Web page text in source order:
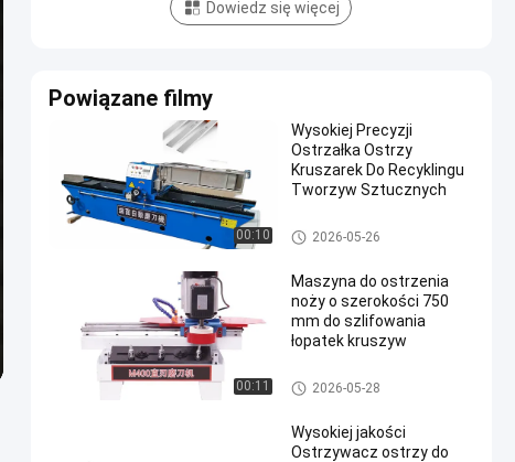
Dowiedz się więcej
Powiązane filmy
00:10
Wysokiej Precyzji
Ostrzałka Ostrzy
Kruszarek Do Recyklingu
Tworzyw Sztucznych
Przemysłowa szlifierka do no
ży
2026-05-26
00:11
Maszyna do ostrzenia
noży o szerokości 750
mm do szlifowania
łopatek kruszyw
Przemysłowa szlifierka do no
ży
2026-05-28
Wysokiej jakości
Ostrzywacz ostrzy do